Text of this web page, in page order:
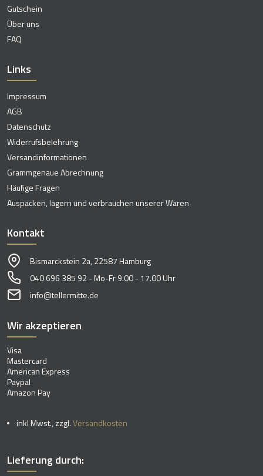
Gutschein
Über uns
FAQ
Links
Impressum
AGB
Datenschutz
Widerrufsbelehrung
Versandinformationen
Grammgenaue Abrechnung
Häufige Fragen
Auspacken, lagern und verbrauchen unserer Waren
Kontakt
Bismarckstein 2a, 22587 Hamburg
040 696 385 92 - Mo-Fr 9.00 - 17.00 Uhr
info@tellermitte.de
Wir akzeptieren
Visa
Mastercard
American Express
Paypal
Amazon Pay
inkl Mwst., zzgl.Versandkosten
Lieferung durch: